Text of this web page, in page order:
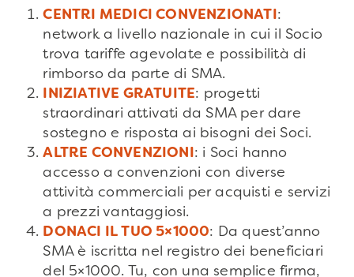
CENTRI MEDICI CONVENZIONATI:
network a livello nazionale in cui il Socio
trova tariffe agevolate e possibilità di
rimborso da parte di SMA.
INIZIATIVE GRATUITE: progetti
straordinari attivati da SMA per dare
sostegno e risposta ai bisogni dei Soci.
ALTRE CONVENZIONI: i Soci hanno
accesso a convenzioni con diverse
attività commerciali per acquisti e servizi
a prezzi vantaggiosi.
DONACI IL TUO 5×1000: Da quest’anno
SMA è iscritta nel registro dei beneficiari
del 5×1000. Tu, con una semplice firma,